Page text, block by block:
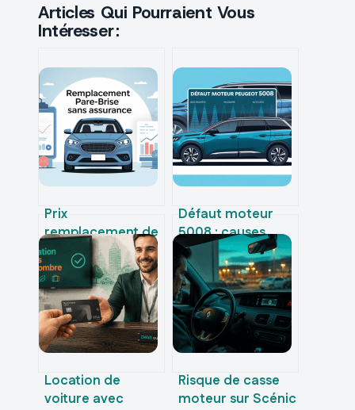
Articles Qui Pourraient Vous
Intéresser :
Prix
remplacement de
pare-brise sans
assurance
comment bien
anticiper le
budget
Défaut moteur
5008 : causes,
risques et
solutions à
connaître
Location de
voiture avec
Risque de casse
moteur sur Scénic